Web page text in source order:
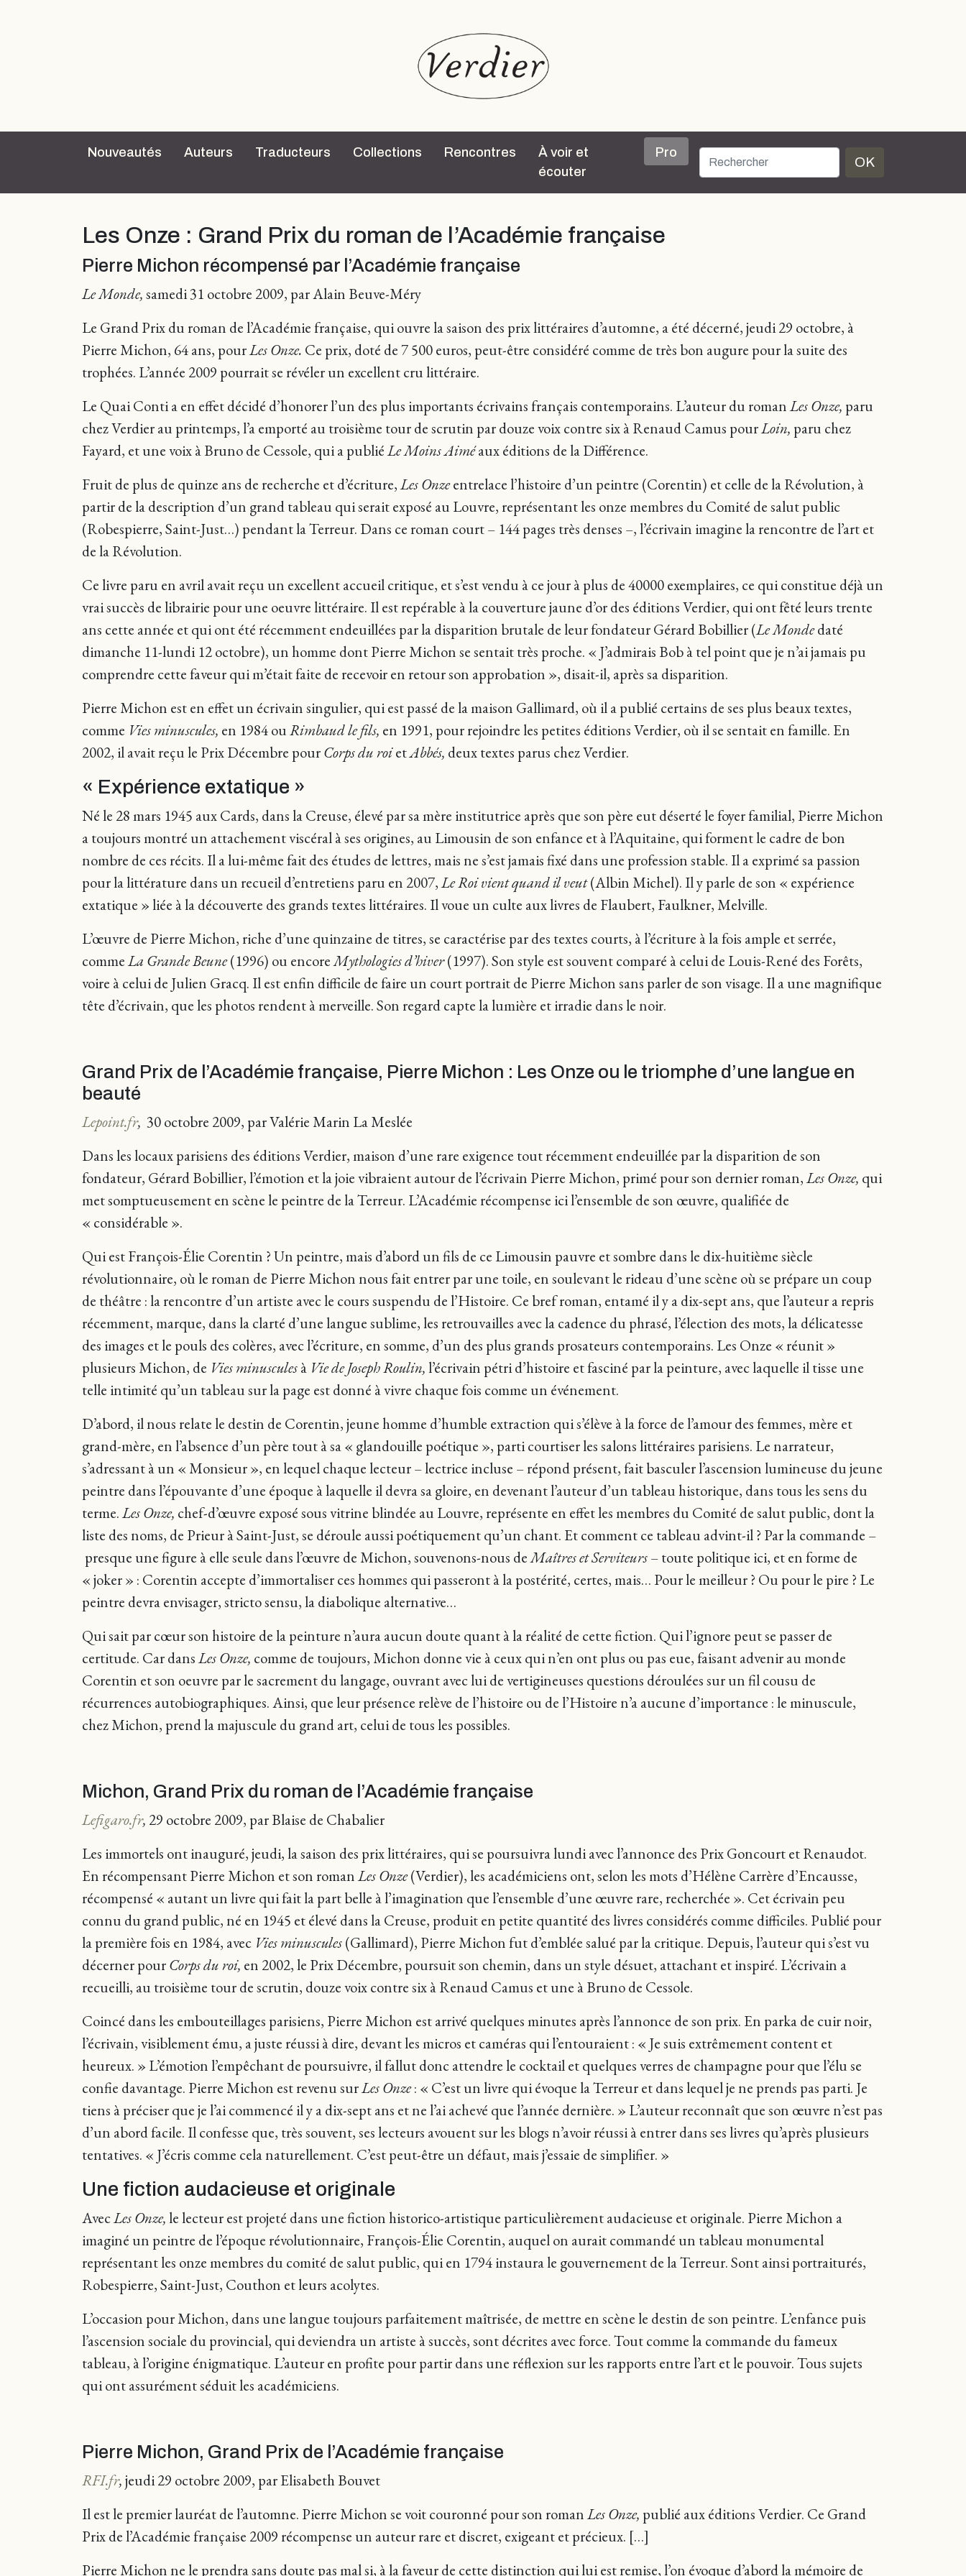
Nouveautés Auteurs Traducteurs Collections Rencontres
À voir et
écouter
Pro
OK
Les Onze : Grand Prix du roman de l’Académie française
Pierre Michon récompensé par l’Académie française
Le Monde,samedi 31 octobre 2009, par Alain Beuve-Méry
Le Grand Prix du roman de l’Académie française, qui ouvre la saison des prix littéraires d’automne, a été décerné, jeudi 29 octobre, à
Pierre Michon, 64 ans, pourLes Onze. Ce prix, doté de 7 500 euros, peut-être considéré comme de très bon augure pour la suite des
trophées. L’année 2009 pourrait se révéler un excellent cru littéraire.
Le Quai Conti a en effet décidé d’honorer l’un des plus importants écrivains français contemporains. L’auteur du romanLes Onze, paru
chez Verdier au printemps, l’a emporté au troisième tour de scrutin par douze voix contre six à Renaud Camus pourLoin, paru chez
Fayard, et une voix à Bruno de Cessole, qui a publiéLe Moins Aiméaux éditions de la Différence.
Fruit de plus de quinze ans de recherche et d’écriture,Les Onzeentrelace l’histoire d’un peintre (Corentin) et celle de la Révolution, à
partir de la description d’un grand tableau qui serait exposé au Louvre, représentant les onze membres du Comité de salut public
(Robespierre, Saint-Just…) pendant la Terreur. Dans ce roman court – 144 pages très denses –, l’écrivain imagine la rencontre de l’art et
de la Révolution.
Ce livre paru en avril avait reçu un excellent accueil critique, et s’est vendu à ce jour à plus de 40000 exemplaires, ce qui constitue déjà un
vrai succès de librairie pour une oeuvre littéraire. Il est repérable à la couverture jaune d’or des éditions Verdier, qui ont fêté leurs trente
ans cette année et qui ont été récemment endeuillées par la disparition brutale de leur fondateur Gérard Bobillier (Le Mondedaté
dimanche 11-lundi 12 octobre), un homme dont Pierre Michon se sentait très proche. « J’admirais Bob à tel point que je n’ai jamais pu
comprendre cette faveur qui m’était faite de recevoir en retour son approbation », disait-il, après sa disparition.
Pierre Michon est en effet un écrivain singulier, qui est passé de la maison Gallimard, où il a publié certains de ses plus beaux textes,
comme Vies minuscules, en 1984 ouRimbaud le fils, en 1991, pour rejoindre les petites éditions Verdier, où il se sentait en famille. En
2002, il avait reçu le Prix Décembre pourCorps du roietAbbés, deux textes parus chez Verdier.
« Expérience extatique »
Né le 28 mars 1945 aux Cards, dans la Creuse, élevé par sa mère institutrice après que son père eut déserté le foyer familial, Pierre Michon
a toujours montré un attachement viscéral à ses origines, au Limousin de son enfance et à l’Aquitaine, qui forment le cadre de bon
nombre de ces récits. Il a lui-même fait des études de lettres, mais ne s’est jamais fixé dans une profession stable. Il a exprimé sa passion
pour la littérature dans un recueil d’entretiens paru en 2007,Le Roi vient quand il veut(Albin Michel). Il y parle de son « expérience
extatique » liée à la découverte des grands textes littéraires. Il voue un culte aux livres de Flaubert, Faulkner, Melville.
L’œuvre de Pierre Michon, riche d’une quinzaine de titres, se caractérise par des textes courts, à l’écriture à la fois ample et serrée,
commeLa Grande Beune(1996) ou encoreMythologies d’hiver(1997). Son style est souvent comparé à celui de Louis-René des Forêts,
voire à celui de Julien Gracq. Il est enfin difficile de faire un court portrait de Pierre Michon sans parler de son visage. Il a une magnifique
tête d’écrivain, que les photos rendent à merveille. Son regard capte la lumière et irradie dans le noir.
Grand Prix de l’Académie française, Pierre Michon : Les Onze ou le triomphe d’une langue en
beauté
Lepoint.fr, 30 octobre 2009, par Valérie Marin La Meslée
Dans les locaux parisiens des éditions Verdier, maison d’une rare exigence tout récemment endeuillée par la disparition de son
fondateur, Gérard Bobillier, l’émotion et la joie vibraient autour de l’écrivain Pierre Michon, primé pour son dernier roman,Les Onze, qui
met somptueusement en scène le peintre de la Terreur. L’Académie récompense ici l’ensemble de son œuvre, qualifiée de
« considérable ».
Qui est François-Élie Corentin ? Un peintre, mais d’abord un fils de ce Limousin pauvre et sombre dans le dix-huitième siècle
révolutionnaire, où le roman de Pierre Michon nous fait entrer par une toile, en soulevant le rideau d’une scène où se prépare un coup
de théâtre : la rencontre d’un artiste avec le cours suspendu de l’Histoire. Ce bref roman, entamé il y a dix-sept ans, que l’auteur a repris
récemment, marque, dans la clarté d’une langue sublime, les retrouvailles avec la cadence du phrasé, l’élection des mots, la délicatesse
des images et le pouls des colères, avec l’écriture, en somme, d’un des plus grands prosateurs contemporains. Les Onze « réunit »
plusieurs Michon, de Vies minusculesà Vie de Joseph Roulin,l’écrivain pétri d’histoire et fasciné par la peinture, avec laquelle il tisse une
telle intimité qu’un tableau sur la page est donné à vivre chaque fois comme un événement.
D’abord, il nous relate le destin de Corentin, jeune homme d’humble extraction qui s’élève à la force de l’amour des femmes, mère et
grand-mère, en l’absence d’un père tout à sa « glandouille poétique », parti courtiser les salons littéraires parisiens. Le narrateur,
s’adressant à un « Monsieur », en lequel chaque lecteur – lectrice incluse – répond présent, fait basculer l’ascension lumineuse du jeune
peintre dans l’épouvante d’une époque à laquelle il devra sa gloire, en devenant l’auteur d’un tableau historique, dans tous les sens du
terme.Les Onze, chef-d’œuvre exposé sous vitrine blindée au Louvre, représente en effet les membres du Comité de salut public, dont la
liste des noms, de Prieur à Saint-Just, se déroule aussi poétiquement qu’un chant. Et comment ce tableau advint-il ? Par la commande –
presque une figure à elle seule dans l’œuvre de Michon, souvenons-nous deMaîtres et Serviteurs– toute politique ici, et en forme de
« joker » : Corentin accepte d’immortaliser ces hommes qui passeront à la postérité, certes, mais… Pour le meilleur ? Ou pour le pire ? Le
peintre devra envisager, stricto sensu, la diabolique alternative…
Qui sait par cœur son histoire de la peinture n’aura aucun doute quant à la réalité de cette fiction. Qui l’ignore peut se passer de
certitude. Car dansLes Onze, comme de toujours, Michon donne vie à ceux qui n’en ont plus ou pas eue, faisant advenir au monde
Corentin et son oeuvre par le sacrement du langage, ouvrant avec lui de vertigineuses questions déroulées sur un fil cousu de
récurrences autobiographiques. Ainsi, que leur présence relève de l’histoire ou de l’Histoire n’a aucune d’importance : le minuscule,
chez Michon, prend la majuscule du grand art, celui de tous les possibles.
Michon, Grand Prix du roman de l’Académie française
Lefigaro.fr, 29 octobre 2009, par Blaise de Chabalier
Les immortels ont inauguré, jeudi, la saison des prix littéraires, qui se poursuivra lundi avec l’annonce des Prix Goncourt et Renaudot.
En récompensant Pierre Michon et son romanLes Onze(Verdier), les académiciens ont, selon les mots d’Hélène Carrère d’Encausse,
récompensé « autant un livre qui fait la part belle à l’imagination que l’ensemble d’une œuvre rare, recherchée ». Cet écrivain peu
connu du grand public, né en 1945 et élevé dans la Creuse, produit en petite quantité des livres considérés comme difficiles. Publié pour
la première fois en 1984, avec Vies minuscules(Gallimard), Pierre Michon fut d’emblée salué par la critique. Depuis, l’auteur qui s’est vu
décerner pourCorps du roi, en 2002, le Prix Décembre, poursuit son chemin, dans un style désuet, attachant et inspiré. L’écrivain a
recueilli, au troisième tour de scrutin, douze voix contre six à Renaud Camus et une à Bruno de Cessole.
Coincé dans les embouteillages parisiens, Pierre Michon est arrivé quelques minutes après l’annonce de son prix. En parka de cuir noir,
l’écrivain, visiblement ému, a juste réussi à dire, devant les micros et caméras qui l’entouraient : « Je suis extrêmement content et
heureux. » L’émotion l’empêchant de poursuivre, il fallut donc attendre le cocktail et quelques verres de champagne pour que l’élu se
confie davantage. Pierre Michon est revenu surLes Onze: « C’est un livre qui évoque la Terreur et dans lequel je ne prends pas parti. Je
tiens à préciser que je l’ai commencé il y a dix-sept ans et ne l’ai achevé que l’année dernière. » L’auteur reconnaît que son œuvre n’est pas
d’un abord facile. Il confesse que, très souvent, ses lecteurs avouent sur les blogs n’avoir réussi à entrer dans ses livres qu’après plusieurs
tentatives. « J’écris comme cela naturellement. C’est peut-être un défaut, mais j’essaie de simplifier. »
Une fiction audacieuse et originale
AvecLes Onze,le lecteur est projeté dans une fiction historico-artistique particulièrement audacieuse et originale. Pierre Michon a
imaginé un peintre de l’époque révolutionnaire, François-Élie Corentin, auquel on aurait commandé un tableau monumental
représentant les onze membres du comité de salut public, qui en 1794 instaura le gouvernement de la Terreur. Sont ainsi portraiturés,
Robespierre, Saint-Just, Couthon et leurs acolytes.
L’occasion pour Michon, dans une langue toujours parfaitement maîtrisée, de mettre en scène le destin de son peintre. L’enfance puis
l’ascension sociale du provincial, qui deviendra un artiste à succès, sont décrites avec force. Tout comme la commande du fameux
tableau, à l’origine énigmatique. L’auteur en profite pour partir dans une réflexion sur les rapports entre l’art et le pouvoir. Tous sujets
qui ont assurément séduit les académiciens.
Pierre Michon, Grand Prix de l’Académie française
RFI.fr,jeudi 29 octobre 2009, par Elisabeth Bouvet
Il est le premier lauréat de l’automne. Pierre Michon se voit couronné pour son romanLes Onze, publié aux éditions Verdier. Ce Grand
Prix de l’Académie française 2009 récompense un auteur rare et discret, exigeant et précieux. […]
Pierre Michon ne le prendra sans doute pas mal si, à la faveur de cette distinction qui lui est remise, l’on évoque d’abord la mémoire de